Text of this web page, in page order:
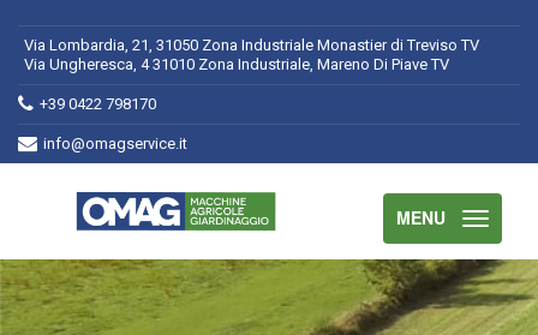
Via Lombardia, 21, 31050 Zona Industriale Monastier di Treviso TV
Via Ungheresca, 4 31010 Zona Industriale, Mareno Di Piave TV
+39 0422 798170
info@omagservice.it
MENU